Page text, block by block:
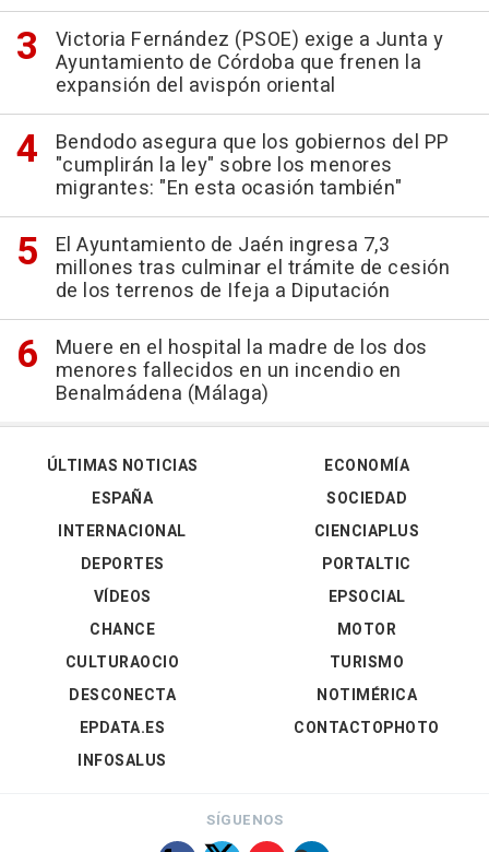
Victoria Fernández (PSOE) exige a Junta y
Ayuntamiento de Córdoba que frenen la
expansión del avispón oriental
Bendodo asegura que los gobiernos del PP
"cumplirán la ley" sobre los menores
migrantes: "En esta ocasión también"
El Ayuntamiento de Jaén ingresa 7,3
millones tras culminar el trámite de cesión
de los terrenos de Ifeja a Diputación
Muere en el hospital la madre de los dos
menores fallecidos en un incendio en
Benalmádena (Málaga)
ÚLTIMAS NOTICIAS
ESPAÑA
INTERNACIONAL
DEPORTES
VÍDEOS
ECONOMÍA
SOCIEDAD
CIENCIAPLUS
PORTALTIC
EPSOCIAL
CHANCE
CULTURAOCIO
DESCONECTA
EPDATA.ES
INFOSALUS
MOTOR
TURISMO
NOTIMÉRICA
CONTACTOPHOTO
SÍGUENOS